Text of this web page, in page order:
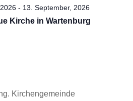
- 13. September, 2026
Kirche in Wartenburg
Kirchengemeinde